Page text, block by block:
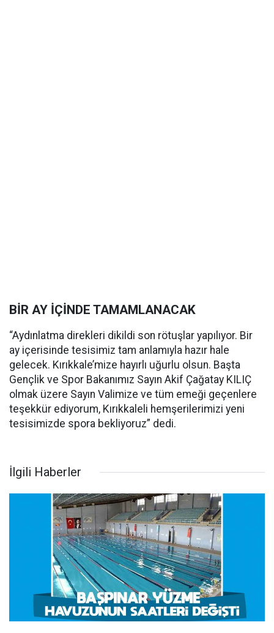
BİR AY İÇİNDE TAMAMLANACAK
“Aydınlatma direkleri dikildi son rötuşlar yapılıyor. Bir
ay içerisinde tesisimiz tam anlamıyla hazır hale
gelecek. Kırıkkale’mize hayırlı uğurlu olsun. Başta
Gençlik ve Spor Bakanımız Sayın Akif Çağatay KILIÇ
olmak üzere Sayın Valimize ve tüm emeği geçenlere
teşekkür ediyorum, Kırıkkaleli hemşerilerimizi yeni
tesisimizde spora bekliyoruz” dedi.
İlgili Haberler